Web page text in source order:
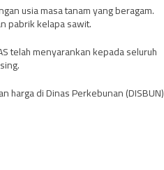
usia masa tanam yang beragam.
pabrik kelapa sawit.
telah menyarankan kepada seluruh
harga di Dinas Perkebunan (DISBUN)